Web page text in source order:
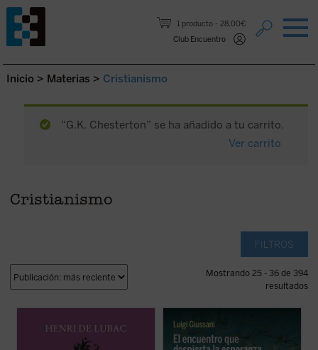
1 producto
28,00€
Club Encuentro
Saltar al contenido.
Inicio > Materias > Cristianismo
“G.K. Chesterton” se ha añadido a tu carrito.
Ver carrito
Cristianismo
FILTROS
Mostrando 25 - 36 de 394
resultados
primeros veinte años yMemoria en torno a
. Ambas Memorias nos
permiten conocer la vida y la obra de Henri
diálogo en asamblea y la síntesis, hasta
ahora inéditos, de Luigi Giussani con
jóvenes universitarios de Comunión y